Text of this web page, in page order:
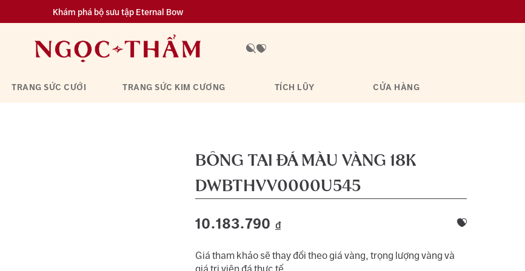
Khám phá bộ sưu tập Eternal Bow
Đa dạng lựa chọn tích luỹ từ 0.1 chỉ vàng 999.9
TRANG SỨC CƯỚI TRANG SỨC KIM CƯƠNG TÍCH LŨY CỬA HÀNG
BÔNG TAI ĐÁ MÀU VÀNG 18K
DWBTHVV0000U545
10.183.790 đ
Giá tham khảo sẽ thay đổi theo giá vàng, trọng lượng vàng và